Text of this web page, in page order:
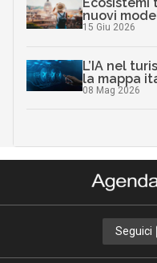
nuovi
15 Giu 2026
L’IA nel
la mappa
08 Mag 2026
Seguici